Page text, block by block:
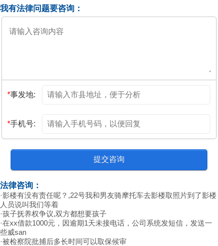
我有法律问题要咨询：
*事发地:
*手机号:
法律咨询：
·影楼有没有责任呢？,22号我和男友骑摩托车去影楼取照片到了影楼
人员说叫我们等着
·孩子抚养权争议,双方都想要孩子
·在xx借款1000元，因逾期1天未接电话，公司系统发短信，发送一
些威san
·被检察院批捕后多长时间可以取保候审